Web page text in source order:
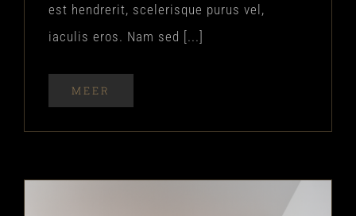
est hendrerit, scelerisque purus vel,
iaculis eros. Nam sed [...]
MEER